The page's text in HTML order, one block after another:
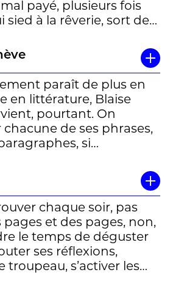
payé, plusieurs fois
sied à la rêverie, sort de
paraît de plus en
en littérature, Blaise
pourtant. On
de ses phrases,
si
chaque soir, pas
pages et des pages, non,
le temps de déguster
ses réflexions,
troupeau, s’activer les